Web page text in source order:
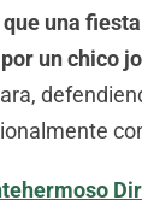
una
un chico